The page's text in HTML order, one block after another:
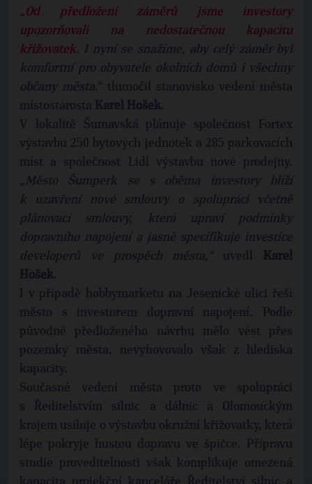
„Od předložení záměrů jsme investory
upozorňovali na nedostatečnou kapacitu
křižovatek. I nyní se snažíme, aby celý záměr byl
komfortní pro obyvatele okolních domů i všechny
občany města.“ tlumočil stanovisko vedení města
místostarosta Karel Hošek.
V lokalitě Šumavská plánuje společnost Fortex
výstavbu 250 bytových jednotek a 285 parkovacích
míst a společnost Lidl výstavbu nové prodejny.
„Město Šumperk se s oběma investory blíží
k uzavření nové smlouvy o spolupráci včetně
plánovací smlouvy, která upraví podmínky
dopravního napojení a jasně specifikuje investice
developerů ve prospěch města,“uvedl
Karel
Hošek.
I v případě hobbymarketu na Jesenické ulici řeší
město s investorem dopravní napojení. Podle
původně předloženého návrhu mělo vést přes
pozemky města, nevyhovovalo však z hlediska
kapacity.
Současné vedení města proto ve spolupráci
s Ředitelstvím silnic a dálnic a Olomouckým
krajem usiluje o výstavbu okružní křižovatky, která
lépe pokryje hustou dopravu ve špičce. Přípravu
studie proveditelnosti však komplikuje omezená